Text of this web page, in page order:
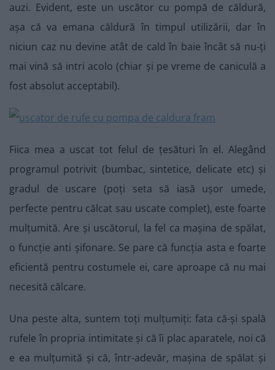
auzi. Evident, este un uscător cu pompă de căldură,
așa că va emana căldură în timpul utilizării, dar în
niciun caz nu devine atât de cald în baie încât să nu-ți
mai vină să intri acolo (chiar și pe vreme de caniculă a
fost absolut acceptabil).
Fiica mea a uscat tot felul de țesături în el. Alegând
programul potrivit (bumbac, sintetice, delicate etc) și
gradul de uscare (poți seta să iasă ușor umede,
perfecte pentru călcat sau uscate complet), este foarte
mulțumită. Are și uscătorul, la fel ca mașina de spălat,
o funcție anti șifonare. Se pare că funcția asta e foarte
eficientă pentru costumele ei, care aproape că nu mai
necesită călcare.
Una peste alta, suntem toți mulțumiți: fata că-și spală
rufele în propria intimitate și că îi plac aparatele, noi că
e ea mulțumită și că, într-adevăr, mașina de spălat și